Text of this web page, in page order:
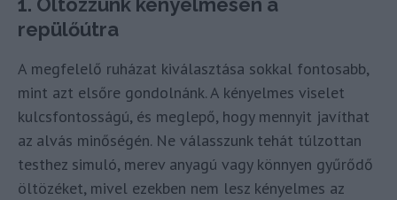
1. Öltözzünk kényelmesen a
repülőútra
A megfelelő ruházat kiválasztása sokkal fontosabb,
mint azt elsőre gondolnánk. A kényelmes viselet
kulcsfontosságú, és meglepő, hogy mennyit javíthat
az alvás minőségén. Ne válasszunk tehát túlzottan
testhez simuló, merev anyagú vagy könnyen gyűrődő
öltözéket, mivel ezekben nem lesz kényelmes az